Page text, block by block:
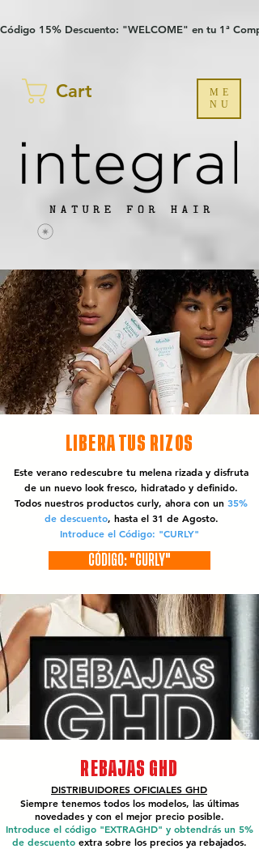
Código 15% Descuento: "WELCOME" en tu 1ª
Cart
ME
NU
LIBERA TUS RIZOS
Este verano redescubre tu melena rizada y disfruta
de un nuevo look fresco, hidratado y definido.
Todos nuestros productos curly, ahora con un 35%
de descuento, hasta el 31 de Agosto.
Introduce el Código: "CURLY"
CÓDIGO: "CURLY"
REBAJAS GHD
DISTRIBUIDORES OFICIALES GHD
Siempre tenemos todos los modelos, las últimas
novedades y con el mejor precio posible.
Introduce el código "EXTRAGHD" y obtendrás un 5%
de descuento extra sobre los precios ya rebajados.